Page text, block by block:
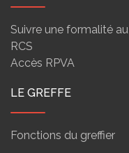
Suivre une formalité au
RCS
Accès RPVA
LE GREFFE
Fonctions du greffier